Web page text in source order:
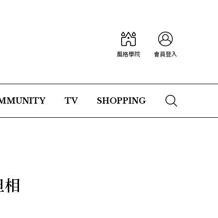
風格學院 會員登入
TV SHOPPING